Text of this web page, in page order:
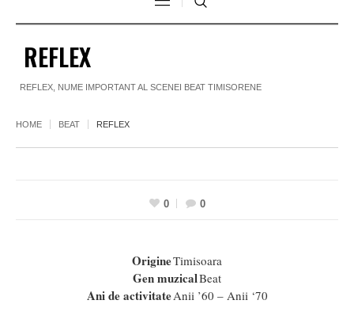
REFLEX
REFLEX, NUME IMPORTANT AL SCENEI BEAT TIMISORENE
HOME BEAT REFLEX
0 0
OrigineTimisoara
GenmuzicalBeat
Ani deactivitateAnii ’60 – Anii ‘70